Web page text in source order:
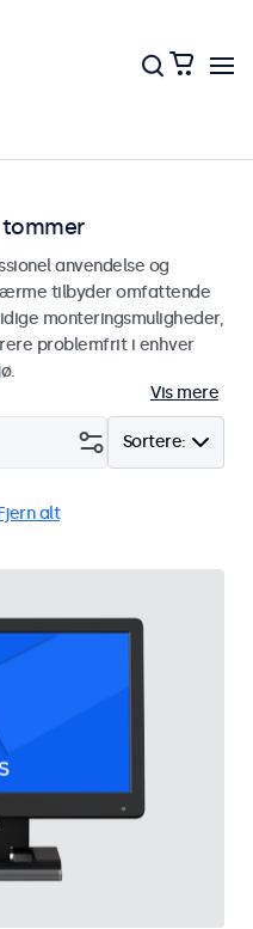
anvendelse og
tilbyder omfattende
monteringsmuligheder,
problemfrit i enhver
Vis mere
Sortere:
alt